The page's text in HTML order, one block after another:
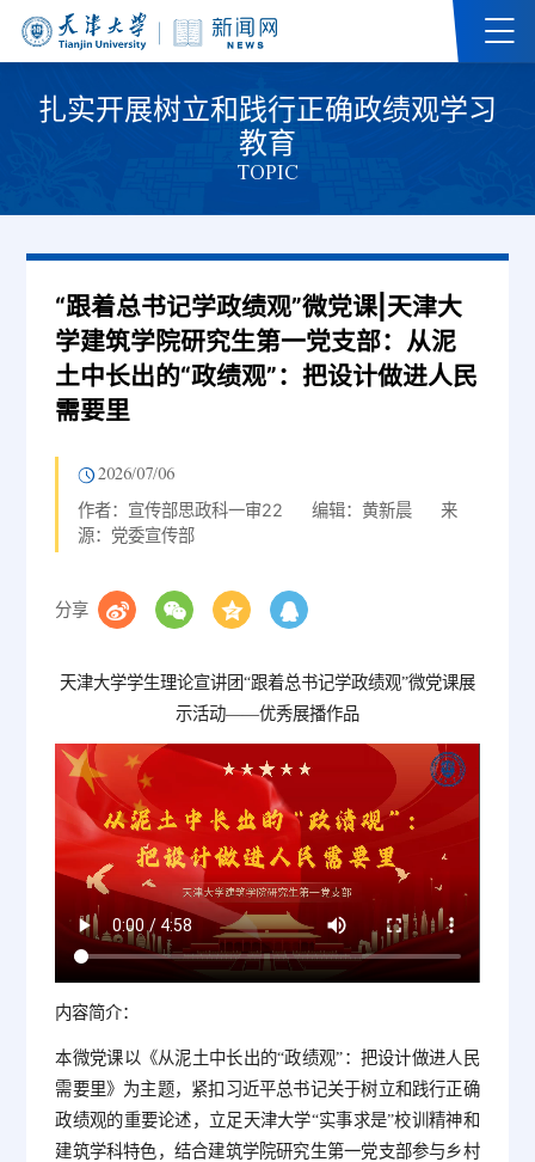
扎实开展树立和践行正确政绩观学习
教育
TOPIC
“跟着总书记学政绩观”微党课|天津大
学建筑学院研究生第一党支部：从泥
土中长出的“政绩观”：把设计做进人民
需要里
2026/07/06
作者：宣传部思政科一审22 编辑：黄新晨
来
源：党委宣传部
分享
天津大学学生理论宣讲团“跟着总书记学政绩观”微党课展
示活动——优秀展播作品
内容简介：
本微党课以《从泥土中长出的“政绩观”：把设计做进人民
需要里》为主题，紧扣习近平总书记关于树立和践行正确
政绩观的重要论述，立足天津大学“实事求是”校训精神和
建筑学科特色，结合建筑学院研究生第一党支部参与乡村